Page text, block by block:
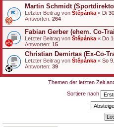
Martin Schmidt
Letzter Beitrag von Štěpánka « Di
Antworten: 264
Fabian Gerber (ehem. Co-
Letzter Beitrag von Štěpánka « Do
Antworten: 15
Christian Demirtas (Ex-Co-
Letzter Beitrag von Štěpánka « So
Antworten: 39
Themen der letzten Zeit
Sortiere nach